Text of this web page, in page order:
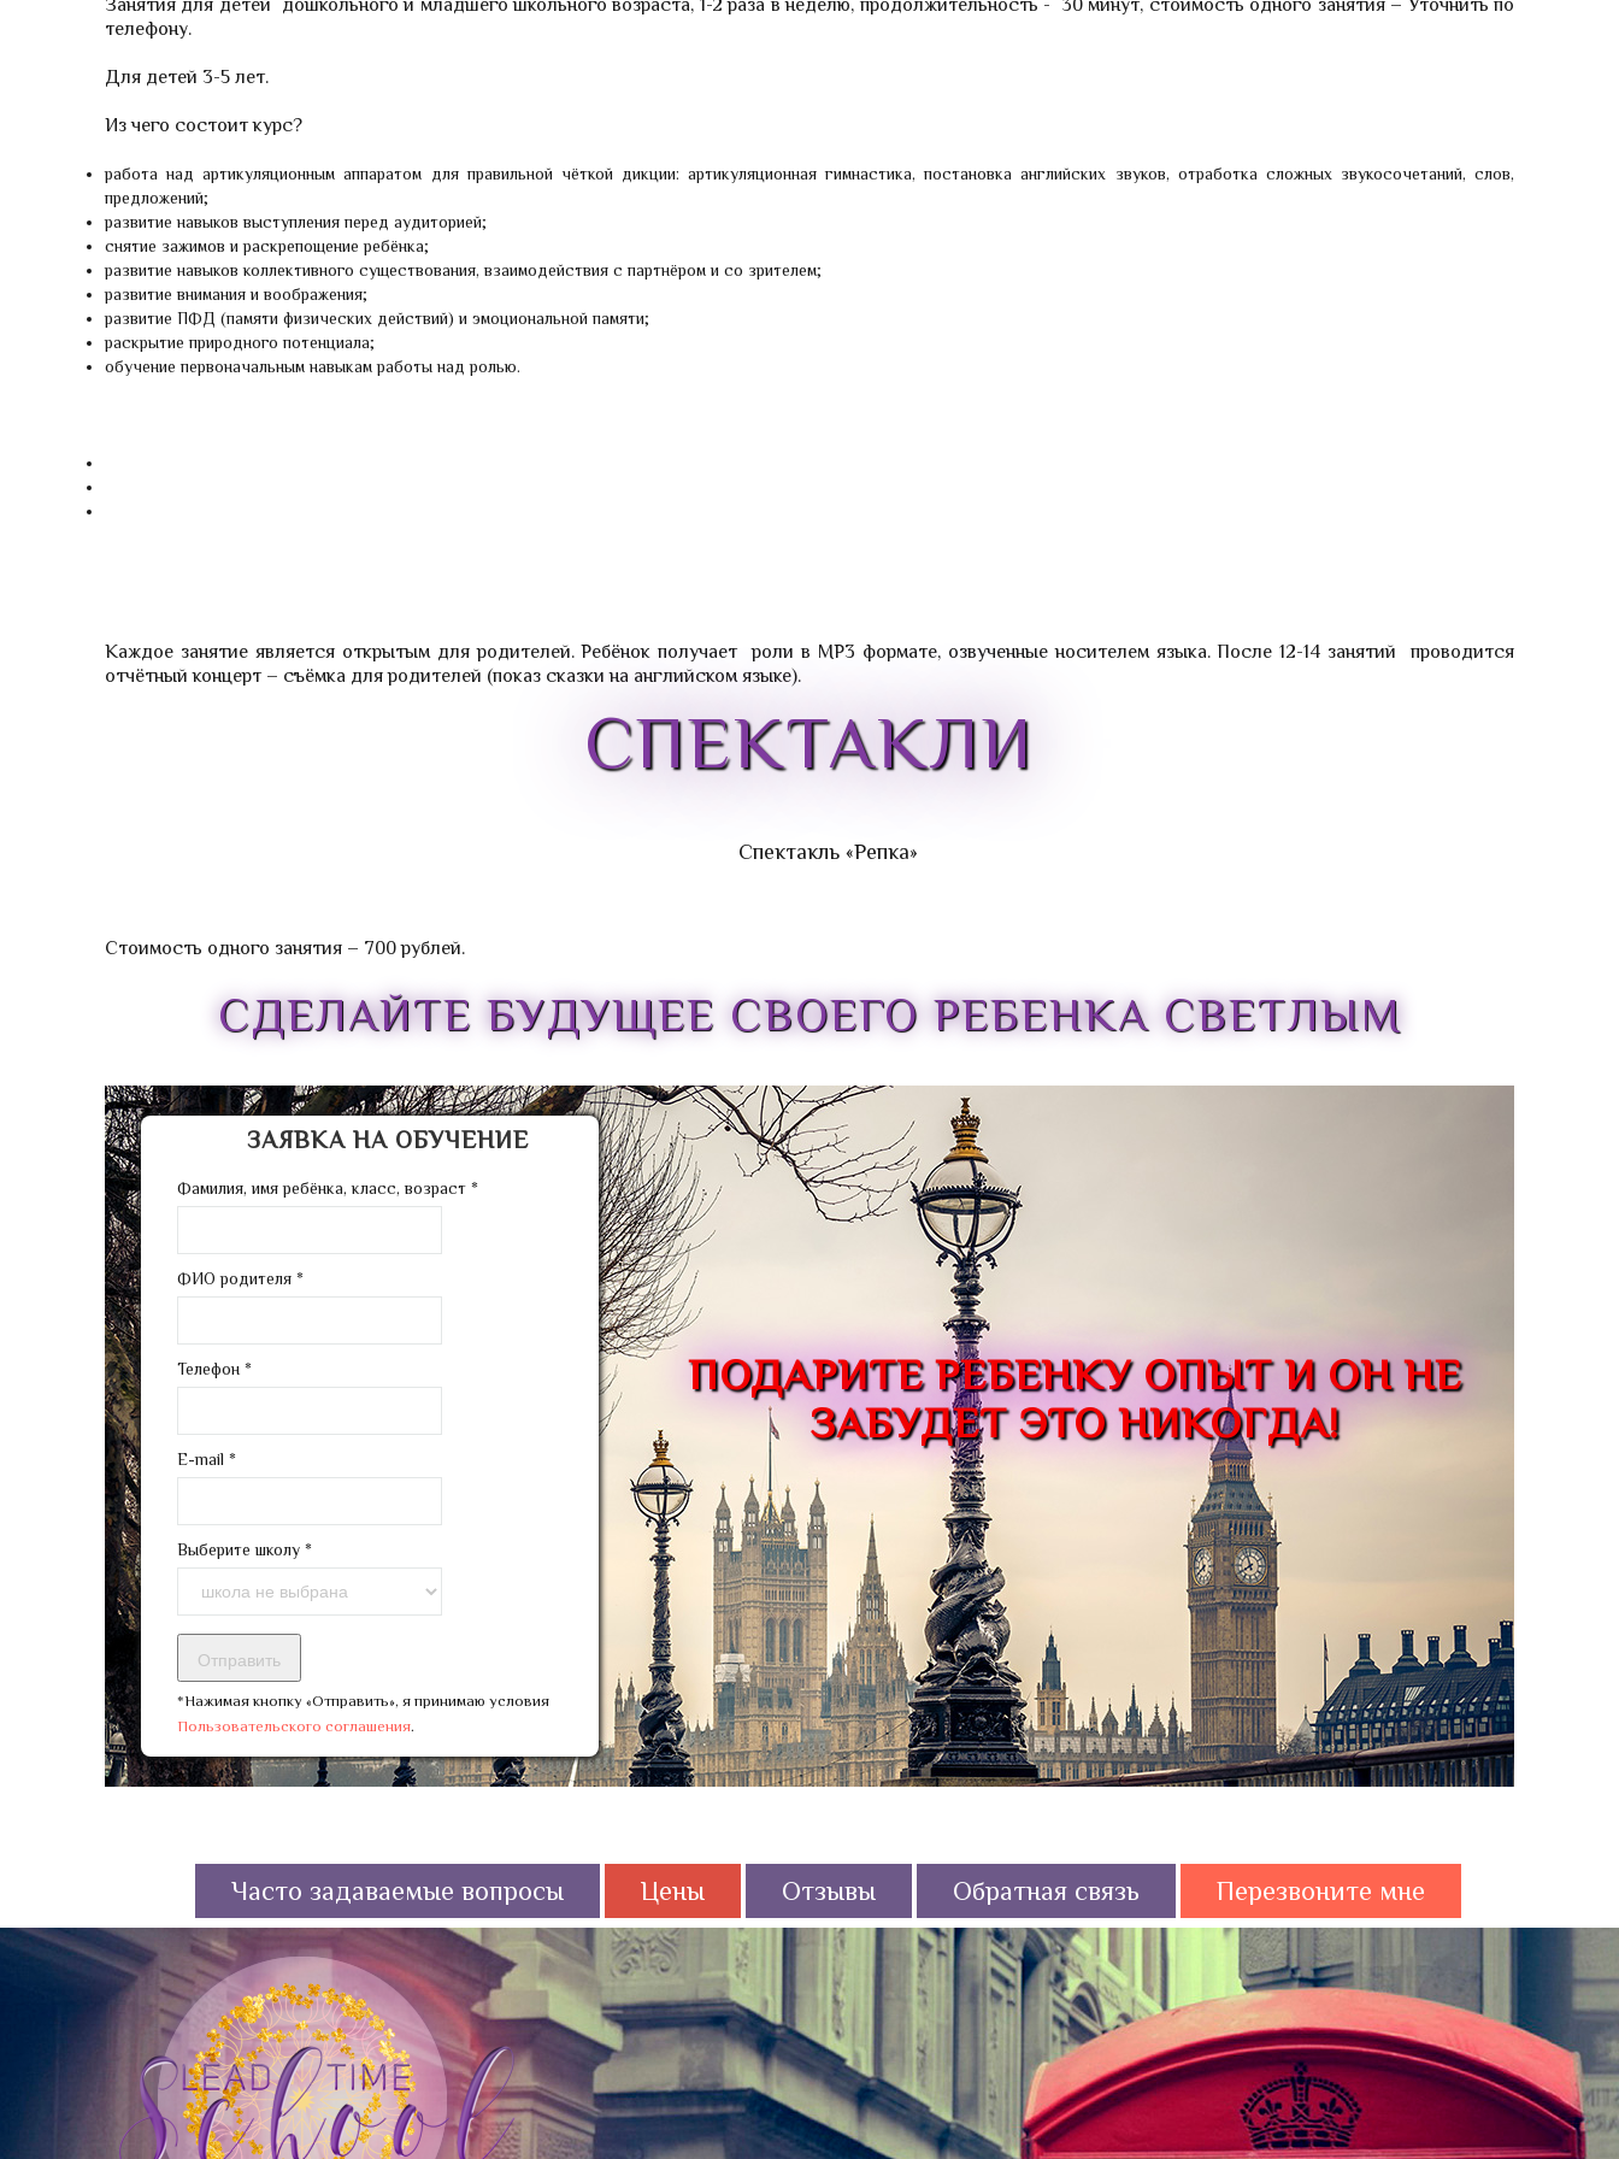
Инсценировка песен
Методики
Занятия для детей дошкольного и младшего школьного возраста, 1-2 раза в неделю, продолжительность - 30 минут, стоимость одного занятия – Уточнить по
телефону.
Для детей 3-5 лет.
Из чего состоит курс?
работа над артикуляционным аппаратом для правильной чёткой дикции: артикуляционная гимнастика, постановка английских звуков, отработка сложных звукосочетаний, слов,
предложений;
развитие навыков выступления перед аудиторией;
снятие зажимов и раскрепощение ребёнка;
развитие навыков коллективного существования, взаимодействия с партнёром и со зрителем;
развитие внимания и воображения;
развитие ПФД (памяти физических действий) и эмоциональной памяти;
раскрытие природного потенциала;
обучение первоначальным навыкам работы над ролью.
Каждое занятие является открытым для родителей. Ребёнок получает роли в МР3 формате, озвученные носителем языка. После 12-14 занятий проводится
отчётный концерт – съёмка для родителей (показ сказки на английском языке).
СПЕКТАКЛИ
Спектакль «Репка»
Стоимость одного занятия – 700 рублей.
СДЕЛАЙТЕ БУДУЩЕЕ СВОЕГО РЕБЕНКА СВЕТЛЫМ
ЗАЯВКА НА ОБУЧЕНИЕ
Фамилия, имя ребёнка, класс, возраст *
ФИО родителя *
Телефон *
E-mail *
Выберите школу *
*Нажимая кнопку «Отправить», я принимаю условия
Пользовательского соглашения.
ПОДАРИТЕ РЕБЕНКУ ОПЫТ И ОН НЕ
ЗАБУДЕТ ЭТО НИКОГДА!
Часто задаваемые вопросы Цены Отзывы Обратная связь Перезвоните мне